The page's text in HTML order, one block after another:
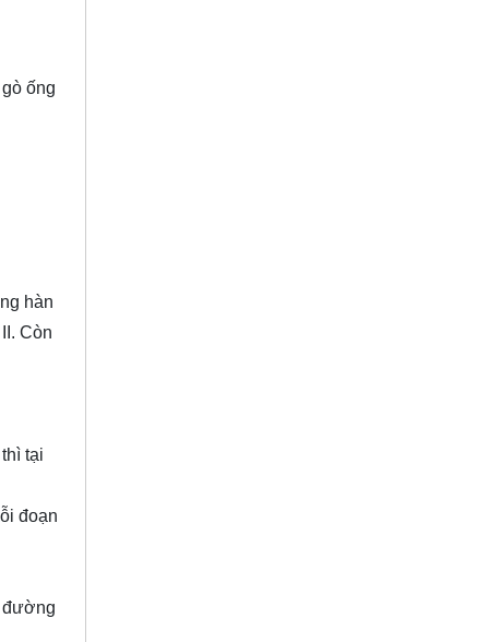
ống
hàn
Còn
tại
đoạn
đường